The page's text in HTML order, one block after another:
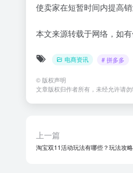
使卖家在短暂时间内提高
本文来源转载于网络，如有
电商资讯 # 拼多多
© 版权声明
文章版权归作者所有，未经允许请勿
上一篇
淘宝双11活动玩法有哪些？玩法攻